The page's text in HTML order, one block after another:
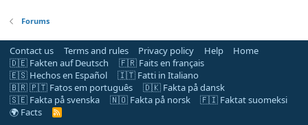
Forums
Contact us Terms and rules Privacy policy Help
Home
🇩🇪 Fakten auf Deutsch
🇫🇷 Faits en français
🇪🇸 Hechos en Español
🇮🇹 Fatti in Italiano
🇧🇷 🇵🇹 Fatos em português
🇩🇰 Fakta på dansk
🇸🇪 Fakta på svenska
🇳🇴 Fakta på norsk
🇫🇮 Faktat suomeksi
🌍 Facts
R